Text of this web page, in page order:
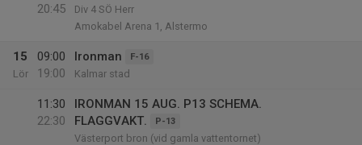
20:45
Div 4 SÖ Herr
Amokabel Arena 1, Alstermo
15
Lör
09:00
19:00
Ironman F-16
Kalmar stad
11:30
22:30
IRONMAN 15 AUG. P13 SCHEMA.
FLAGGVAKT.
P-13
Västerport bron (vid gamla vattentornet)